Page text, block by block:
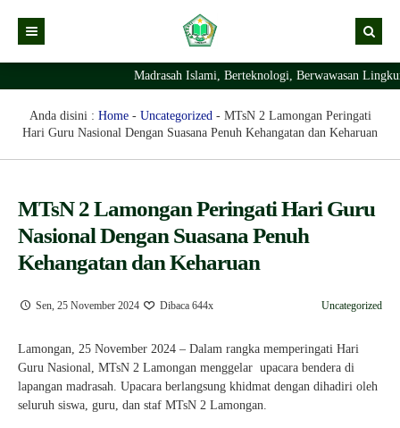
Kabar Madrasah
Profil Madrasah
Ekstrakurikuler Madrasah
KURIKULUM
Struktur Organisasi Madrasah
Madrasah Islami, Berteknologi, Berwawasan
Anda disini : Home- Uncategorized- MTsN 2 Lamongan Peringati
Hari Guru Nasional Dengan Suasana Penuh Kehangatan dan Keharuan
MTsN 2 Lamongan Peringati Hari Guru
Nasional Dengan Suasana Penuh
Kehangatan dan Keharuan
Sen, 25 November 2024 Dibaca 644x Uncategorized
Lamongan, 25 November 2024 – Dalam rangka memperingati Hari
Guru Nasional, MTsN 2 Lamongan menggelar upacara bendera di
lapangan madrasah. Upacara berlangsung khidmat dengan dihadiri oleh
seluruh siswa, guru, dan staf MTsN 2 Lamongan.